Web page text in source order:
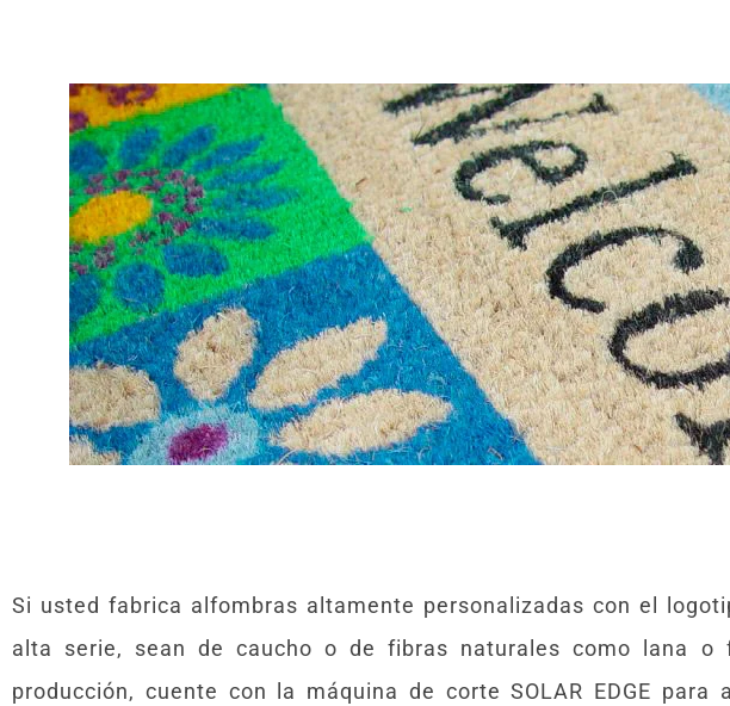
Si usted fabrica alfombras altamente personalizadas con el
alta serie, sean de caucho o de fibras naturales como lana o
producción, cuente con la máquina de corte SOLAR EDGE